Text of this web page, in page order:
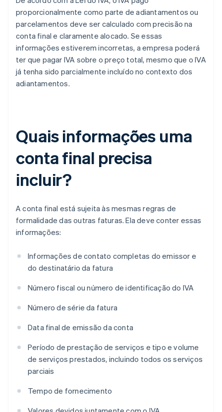
proporcionalmente como parte de adiantamentos ou
parcelamentos deve ser calculado com precisão na
conta final e claramente alocado. Se essas
informações estiverem incorretas, a empresa poderá
ter que pagar IVA sobre o preço total, mesmo que o IVA
já tenha sido parcialmente incluído no contexto dos
adiantamentos.
Quais informações uma
conta final precisa
incluir?
A conta final está sujeita às mesmas regras de
formalidade das outras faturas. Ela deve conter essas
informações:
Informações de contato completas do emissor e
do destinatário da fatura
Número fiscal ou número de identificação do IVA
Número de série da fatura
Data final de emissão da conta
Período de prestação de serviços e tipo e volume
de serviços prestados, incluindo todos os serviços
parciais
Tempo de fornecimento